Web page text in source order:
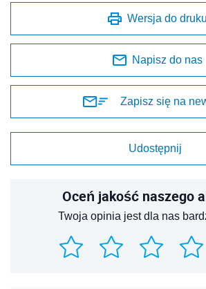
Wersja do druku
Napisz do nas
Zapisz się na
Udostępnij
Oceń jakość naszego
Twoja opinia jest dla nas